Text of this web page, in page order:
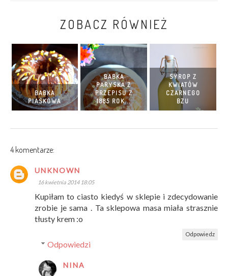
ZOBACZ RÓWNIEŻ
BABKA
PIASKOWA
BABKA
PARYSKA Z
PRZEPISU Z
1885 ROK...
SYROP Z
KWIATÓW
CZARNEGO
BZU
4 komentarze:
UNKNOWN
16 kwietnia 2014 18:05
Kupiłam to ciasto kiedyś w sklepie i zdecydowanie
zrobie je sama . Ta sklepowa masa miała strasznie
tłusty krem :o
Odpowiedz
Odpowiedzi
NINA